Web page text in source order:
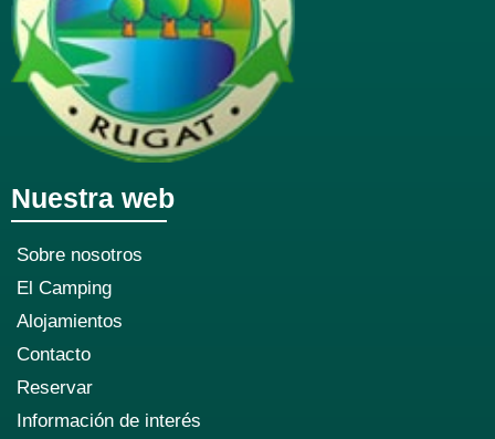
Nuestra web
Sobre nosotros
El Camping
Alojamientos
Contacto
Reservar
Información de interés